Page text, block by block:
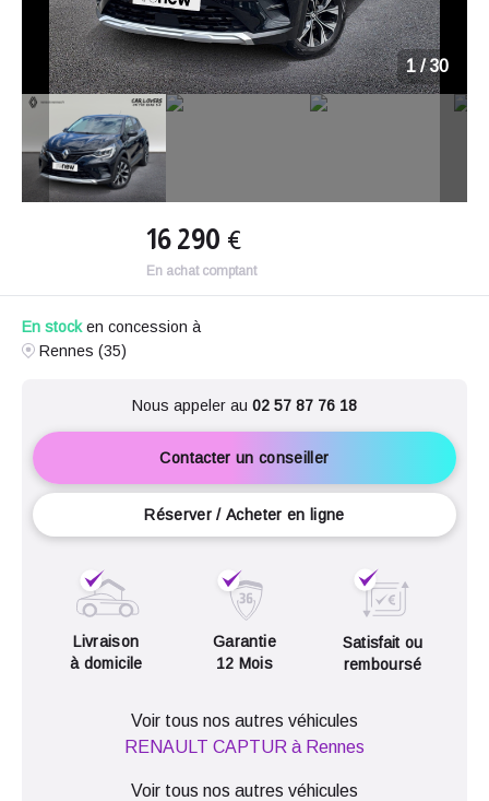
1/30
16 290 €
En achat comptant
En stocken concession à
Rennes (35)
Nous appeler au 02 57 87 76 18
Contacter un conseiller
Réserver / Acheter en ligne
Livraison
à domicile
Garantie
12 Mois
Satisfait ou
remboursé
Voir tous nos autres véhicules
RENAULT CAPTUR à Rennes
Voir tous nos autres véhicules